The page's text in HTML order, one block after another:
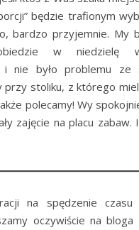
będzie trafionym
bardzo przyjemnie. My
w niedzielę
i nie było problemu ze
przy stoliku, z którego
polecamy! Wy
zajęcie na placu zabaw.
na spędzenie
oczywiście na bloga